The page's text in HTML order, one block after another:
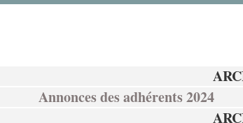
Annonces des adhérents 2024